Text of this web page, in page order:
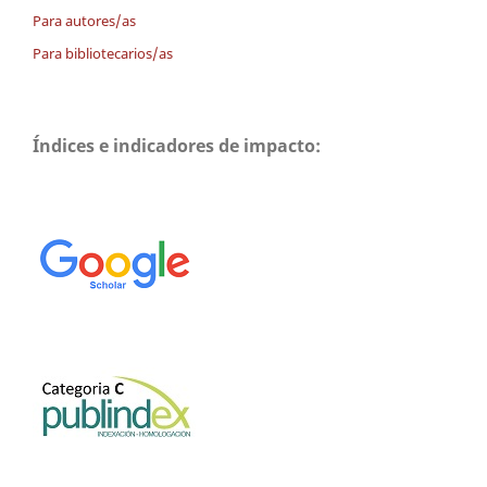
Para autores/as
Para bibliotecarios/as
Índices e indicadores de impacto: